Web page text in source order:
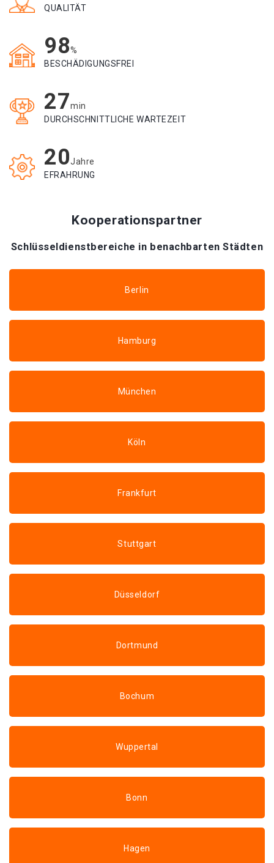
QUALITÄT
98%
BESCHÄDIGUNGSFREI
27min
DURCHSCHNITTLICHE WARTEZEIT
20Jahre
EFRAHRUNG
Kooperationspartner
Schlüsseldienstbereiche in benachbarten Städten
Berlin
Hamburg
München
Köln
Frankfurt
Stuttgart
Düsseldorf
Dortmund
Bochum
Wuppertal
Bonn
Hagen